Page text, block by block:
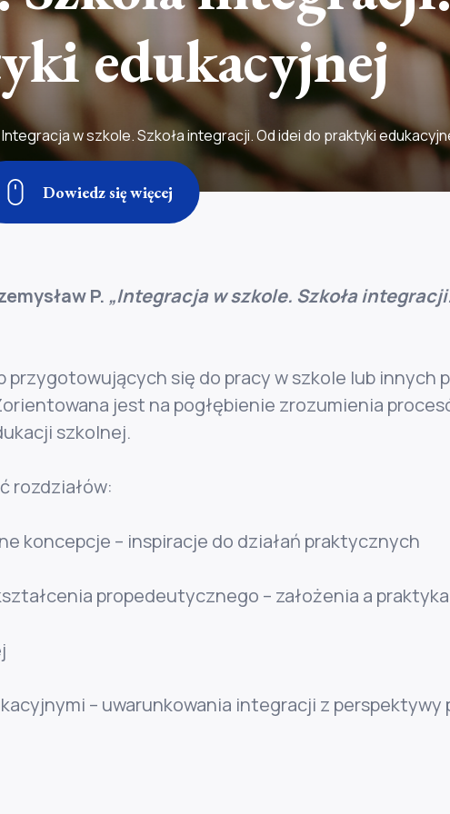
edukacyjnej
Integracja w szkole. Szkoła integracji. Od idei do praktyki
Dowiedz się więcej
P. „Integracja w szkole. Szkoła
przygotowujących się do pracy w szkole lub innych
jest na pogłębienie zrozumienia
szkolnej.
rozdziałów:
koncepcje – inspiracje do działań praktycznych
propedeutycznego – założenia a praktyka
– uwarunkowania integracji z perspektywy